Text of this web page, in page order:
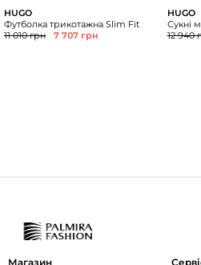
HUGO
Футболка трикотажна Slim Fit
11 010 грн
7 707 грн
HUGO
Сукні
12 940
Магазин